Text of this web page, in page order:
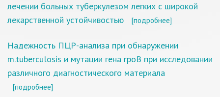
лечении больных туберкулезом легких с широкой
лекарственной устойчивостью
[подробнее]
Надежность ПЦР-анализа при обнаружении
m.tuberculosis и мутации гена rpoB при исследовании
различного диагностического материала
[подробнее]